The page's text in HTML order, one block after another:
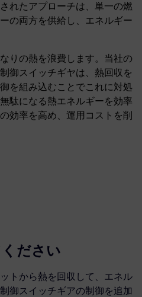
れたアプローチは、単一の燃
の両方を供給し、エネルギー
りの熱を浪費します。当社の
御スイッチギヤは、熱回収を
を組み込むことでこれに対処
駄になる熱エネルギーを効率
効率を高め、運用コストを削
ださい
トから熱を回収して、エネル
御スイッチギアの制御を追加